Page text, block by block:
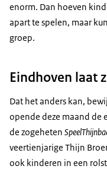
enorm. Dan hoeven
apart te spelen, maar
groep.
Eindhoven laat
Dat het anders kan,
opende deze maand de
de zogeheten
veertienjarige Thijn
ook kinderen in een